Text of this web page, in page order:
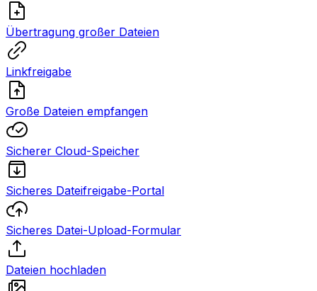
Übertragung großer Dateien
Linkfreigabe
Große Dateien empfangen
Sicherer Cloud-Speicher
Sicheres Dateifreigabe-Portal
Sicheres Datei-Upload-Formular
Dateien hochladen